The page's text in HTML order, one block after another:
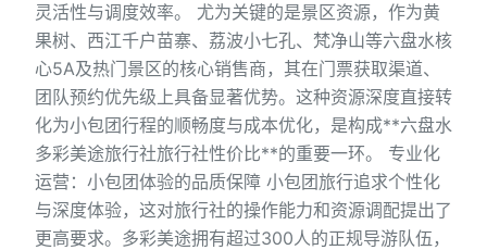
灵活性与调度效率。 尤为关键的是景区资源，作为黄
果树、西江千户苗寨、荔波小七孔、梵净山等六盘水核
心5A及热门景区的核心销售商，其在门票获取渠道、
团队预约优先级上具备显著优势。这种资源深度直接转
化为小包团行程的顺畅度与成本优化，是构成**六盘水
多彩美途旅行社旅行社性价比**的重要一环。 专业化
运营：小包团体验的品质保障 小包团旅行追求个性化
与深度体验，这对旅行社的操作能力和资源调配提出了
更高要求。多彩美途拥有超过300人的正规导游队伍，